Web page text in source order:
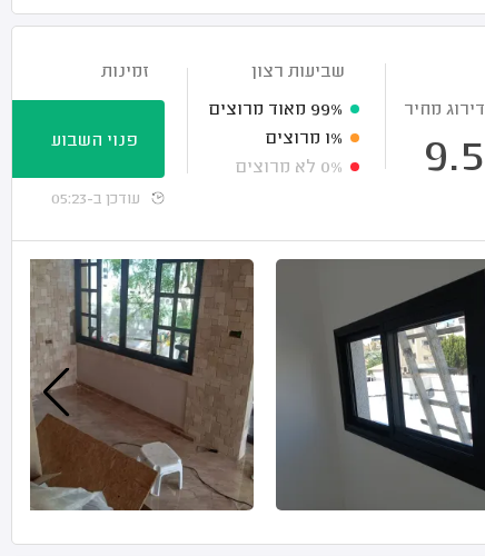
דירוג מחיר
9.5
שביעות רצון
99% מאוד מרוצים
1% מרוצים
0% לא מרוצים
זמינות
פנוי השבוע
עודכן ב-05:23